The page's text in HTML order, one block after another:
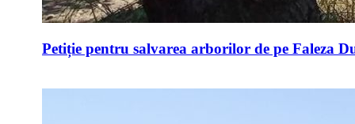
Petiție pentru salvarea arborilor de pe Faleza